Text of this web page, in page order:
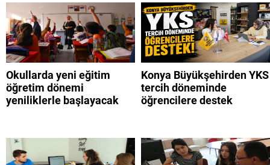
Okullarda yeni eğitim
öğretim dönemi
yeniliklerle başlayacak
Konya Büyükşehirden YKS
tercih döneminde
öğrencilere destek